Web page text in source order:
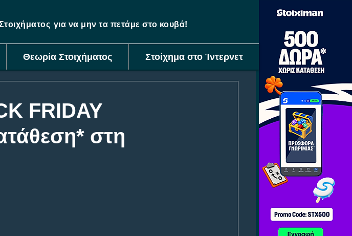
για να μην τα πετάμε στο κουβά!
Θεωρία Στοιχήματος Στοίχημα στο Ίντερνετ
FRIDAY
στη